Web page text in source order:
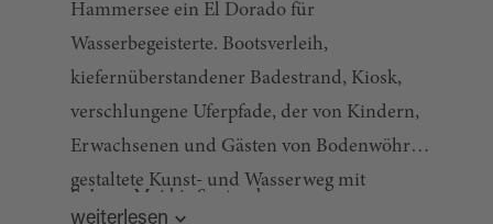
Hammersee ein El Dorado für
Wasserbegeisterte. Bootsverleih,
kiefernüberstandener Badestrand, Kiosk,
verschlungene Uferpfade, der von Kindern,
Erwachsenen und Gästen von Bodenwöhr
gestaltete Kunst- und Wasserweg mit
Kulturgarten und angeschlossene
Saison: Mai bis September
weiterlesen